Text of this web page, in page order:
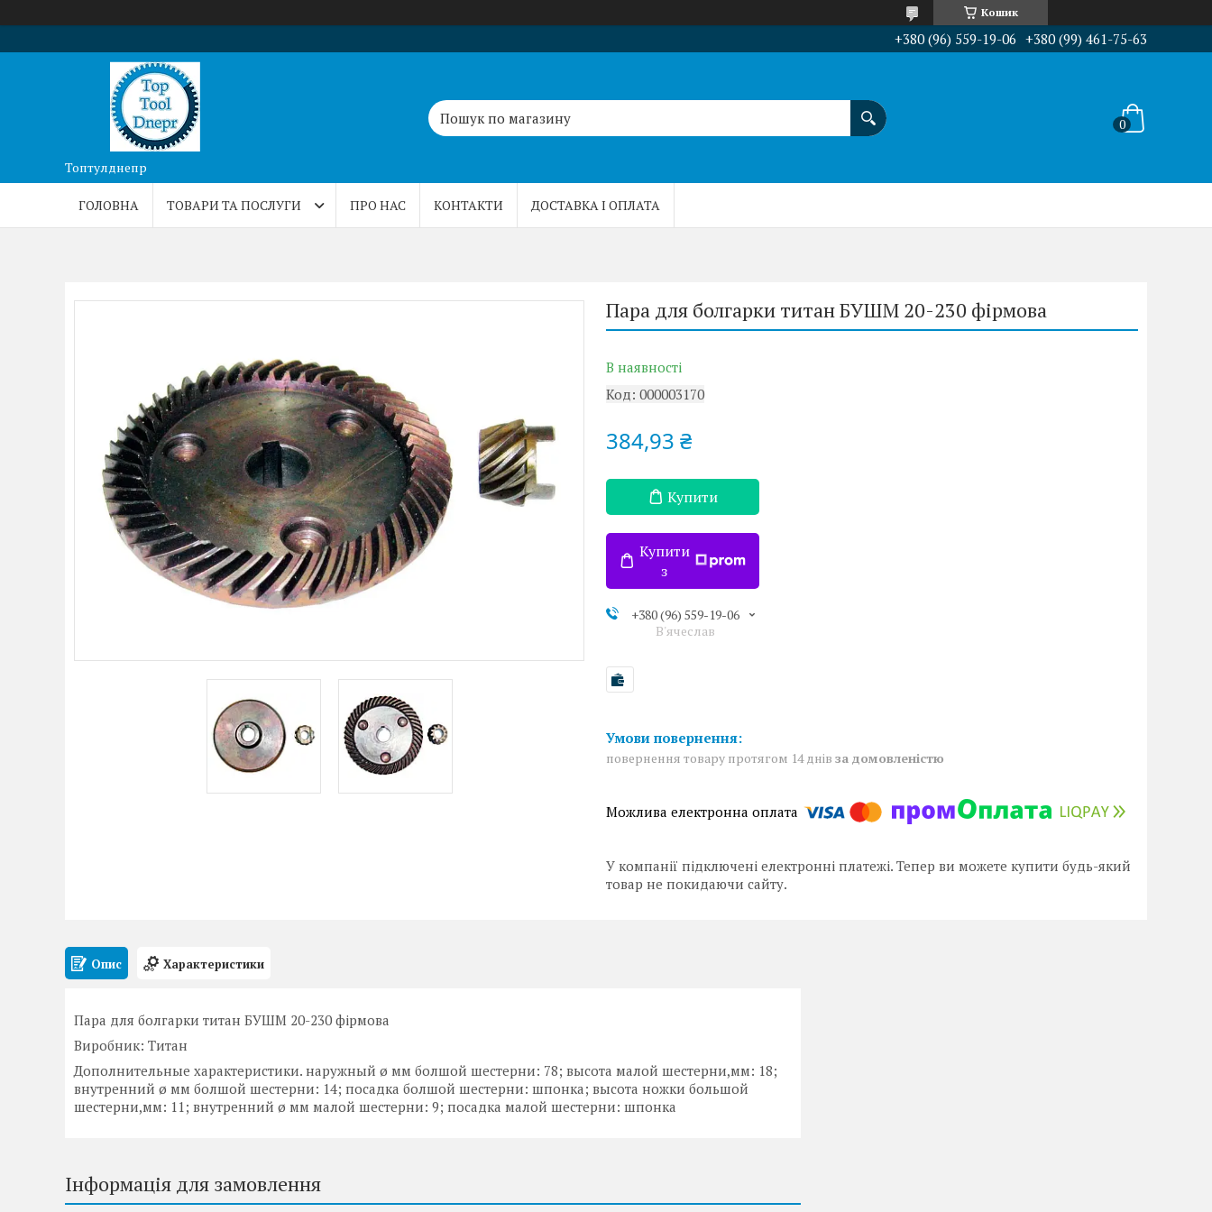
Кошик
+380 (96) 559-19-06 +380 (99) 461-75-63
Топтулднепр
ГОЛОВНА ТОВАРИ ТА ПОСЛУГИ ПРО НАС КОНТАКТИ ДОСТАВКА І ОПЛАТА
Пара для болгарки титан БУШМ 20-230 фірмова
В наявності
Код: 000003170
384,93 ₴
Купити
Купити
з
+380 (96) 559-19-06
В'ячеслав
повернення товару протягом 14 днів за домовленістю
У компанії підключені електронні платежі. Тепер ви можете купити будь-який
товар не покидаючи сайту.
Опис Характеристики
Пара для болгарки титан БУШМ 20-230 фірмова
Виробник: Титан
Дополнительные характеристики. наружный ø мм болшой шестерни: 78; высота малой шестерни,мм: 18;
внутренний ø мм болшой шестерни: 14; посадка болшой шестерни: шпонка; высота ножки большой
шестерни,мм: 11; внутренний ø мм малой шестерни: 9; посадка малой шестерни: шпонка
Інформація для замовлення